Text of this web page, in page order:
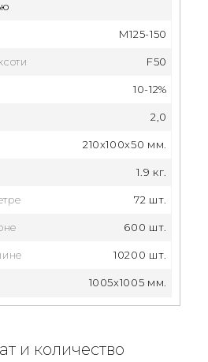
М125-150
F50
10-12%
2,0
210x100x50 мм.
1.9 кг.
72 шт.
600 шт.
10200 шт.
1005x1005 мм.
и количество